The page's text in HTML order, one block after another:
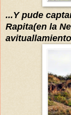
...Y pude
Rapita(en la